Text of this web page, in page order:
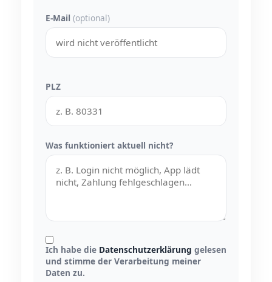
E-Mail (optional)
PLZ
Was funktioniert aktuell nicht?
Ich habe die Datenschutzerklärung gelesen
und stimme der Verarbeitung meiner
Daten zu.